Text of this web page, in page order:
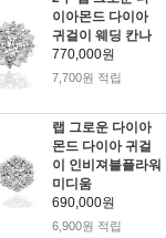
이아몬드 다이아
귀걸이 웨딩 칸나
770,000원
7,700원 적립
랩 그로운 다이아
몬드 다이아 귀걸
이 인비져블플라워
미디움
690,000원
6,900원 적립